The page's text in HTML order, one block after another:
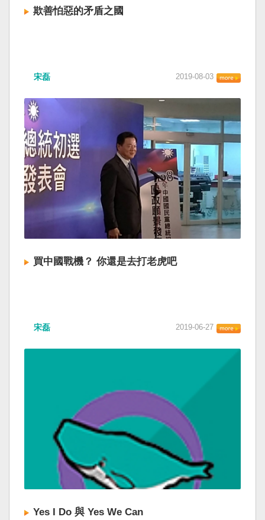
欺善怕惡的矛盾之國
宋磊 2019-08-03
買中國戰機？ 你還是去打老虎吧
宋磊 2019-06-27
Yes I Do 與 Yes We Can